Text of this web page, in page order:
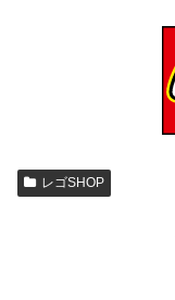
レゴSHOP